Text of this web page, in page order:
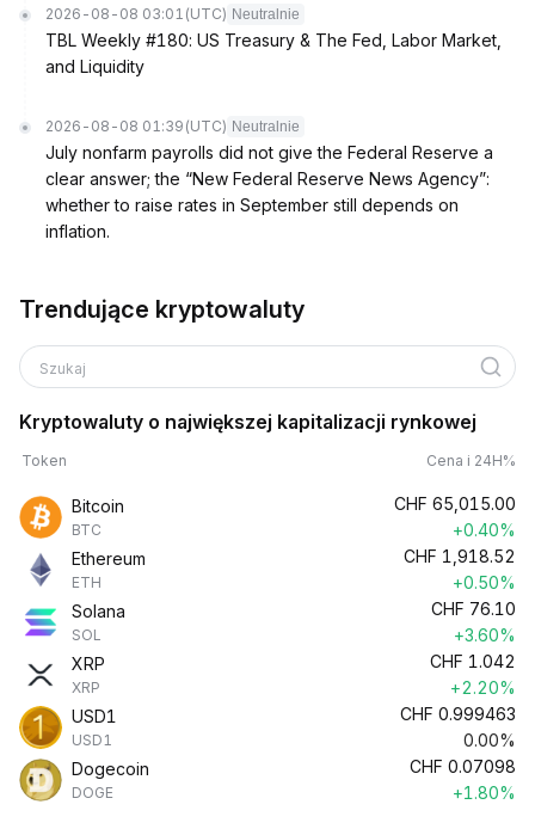
2026-08-08 03:01 (UTC) Neutralnie
TBL Weekly #180: US Treasury & The Fed, Labor Market,
and Liquidity
2026-08-08 01:39 (UTC) Neutralnie
July nonfarm payrolls did not give the Federal Reserve a
clear answer; the “New Federal Reserve News Agency”:
whether to raise rates in September still depends on
inflation.
Trendujące kryptowaluty
Szukaj
Kryptowaluty o największej kapitalizacji rynkowej
Token Cena i 24H%
Bitcoin
BTC
CHF 65,015.00
+0.40%
Ethereum
ETH
CHF 1,918.52
+0.50%
Solana
SOL
CHF 76.10
+3.60%
XRP
XRP
CHF 1.042
+2.20%
USD1
USD1
CHF 0.999463
0.00%
Dogecoin
DOGE
CHF 0.07098
+1.80%